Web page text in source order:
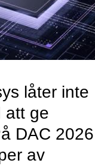
låter inte
att ge
DAC 2026
av